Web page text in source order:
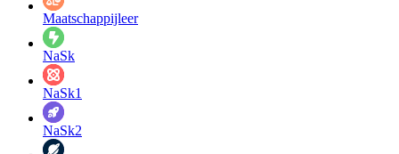
Maatschappijleer
NaSk
NaSk1
NaSk2